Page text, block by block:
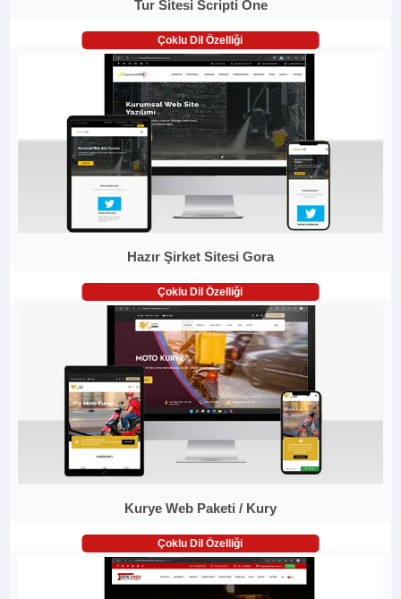
Tur Sitesi Scripti One
Çoklu Dil Özelliği
Hazır Şirket Sitesi Gora
Çoklu Dil Özelliği
Kurye Web Paketi / Kury
Çoklu Dil Özelliği